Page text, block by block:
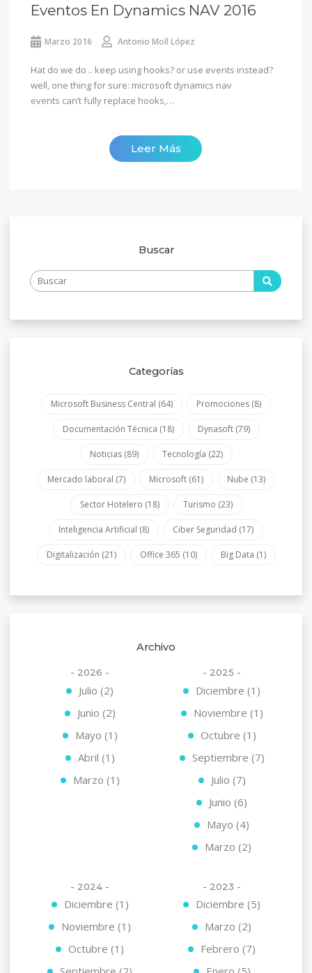
Eventos En Dynamics NAV 2016
Marzo 2016 Antonio Moll López
Hat do we do .. keep using hooks? or use events instead?
well, one thing for sure: microsoft dynamics nav
events can’t fully replace hooks,…
Leer Más
Buscar
Categorías
Microsoft Business Central (64) Promociones (8)
Documentación Técnica (18) Dynasoft (79)
Noticias (89) Tecnología (22)
Mercado laboral (7) Microsoft (61) Nube (13)
Sector Hotelero (18) Turismo (23)
Inteligencia Artificial (8) Ciber Seguridad (17)
Digitalización (21) Office 365 (10) Big Data (1)
Archivo
- 2026 -
Julio (2)
Junio (2)
Mayo (1)
Abril (1)
Marzo (1)
- 2025 -
Diciembre (1)
Noviembre (1)
Octubre (1)
Septiembre (7)
Julio (7)
Junio (6)
Mayo (4)
Marzo (2)
- 2024 -
Diciembre (1)
Noviembre (1)
Octubre (1)
- 2023 -
Diciembre (5)
Marzo (2)
Febrero (7)